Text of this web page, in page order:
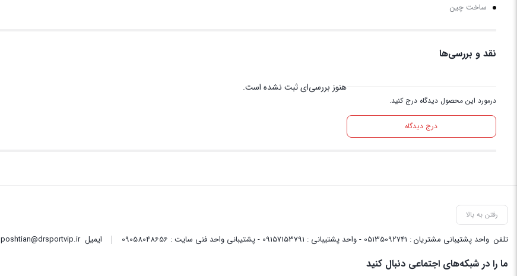
ساخت چین
نقد و بررسی‌ها
درمورد این محصول دیدگاه درج کنید.
درج دیدگاه
هنوز بررسی‌ای ثبت نشده است.
رفتن به بالا
تلفن واحد پشتیبانی مشتریان : 05135092741 - واحد پشتیبانی : 09157153791 - پشتیبانی واحد فنی سایت : 09058048656 ایمیلposhtian@drsportvip.ir
ما را در شبکه‌های اجتماعی دنبال کنید